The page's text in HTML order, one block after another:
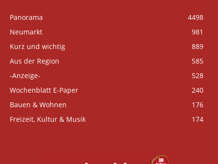
Panorama
4498
Neumarkt
981
Kurz und wichtig
889
Aus der Region
585
-Anzeige-
528
Wochenblatt E-Paper
240
Bauen & Wohnen
176
Freizeit, Kultur & Musik
174